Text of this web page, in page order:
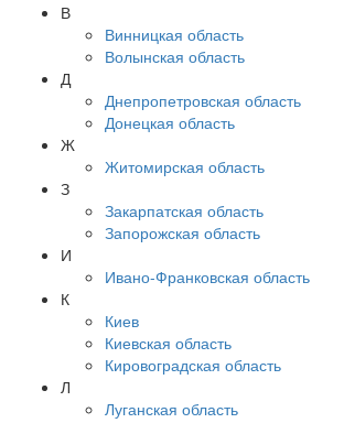
В
Винницкая область
Волынская область
Д
Днепропетровская область
Донецкая область
Ж
Житомирская область
З
Закарпатская область
Запорожская область
И
Ивано-Франковская область
К
Киев
Киевская область
Кировоградская область
Л
Луганская область